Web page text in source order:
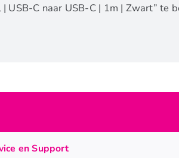
USB-C naar USB-C | 1m | Zwart” te
en Support